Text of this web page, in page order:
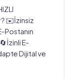
✉️İzinsiz
Postanın
E-
Dijital ve